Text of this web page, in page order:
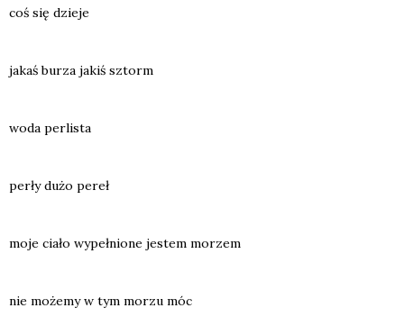
coś się dzie­je
jakaś burza jakiś sztorm
woda per­li­sta
per­ły dużo pereł
moje cia­ło wypeł­nio­ne jestem morzem
nie może­my w tym morzu móc